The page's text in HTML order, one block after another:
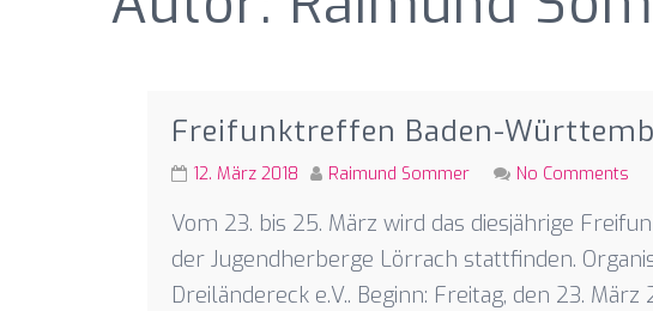
Freifunktreffen Baden-
12. März 2018 Raimund Sommer No Comments
Vom 23. bis 25. März wird das diesjährige
der Jugendherberge Lörrach stattfinden.
Dreiländereck e.V.. Beginn: Freitag, den 23.